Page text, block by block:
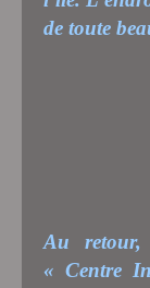
de toute
Au
« Centre